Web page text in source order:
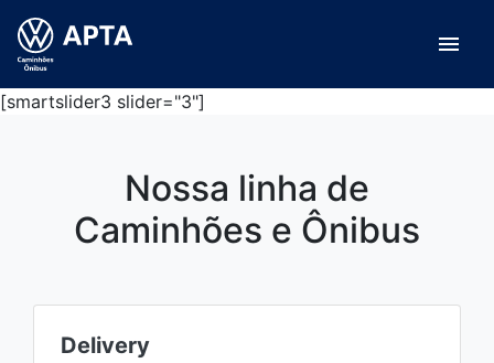
menu
[smartslider3 slider="3"]
Nossa linha de
Caminhões e Ônibus
Delivery